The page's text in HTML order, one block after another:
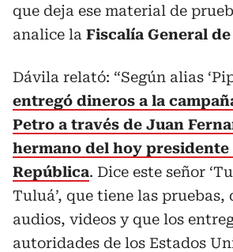
que deja ese material de
analice la Fiscalía General
Dávila relató: “Según alias
entregó dineros a la
Petro a través de Juan
hermano del hoy presidente
República. Dice este señor
Tuluá’, que tiene las pruebas,
audios, videos y que los
autoridades de los Estados